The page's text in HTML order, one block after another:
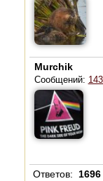
Murchik
Сообщений:
Ответов:1696